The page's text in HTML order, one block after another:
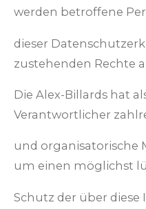
werden betroffene
dieser
zustehenden Rechte
Die Alex-Billards hat
Verantwortlicher
und organisatorische
um einen möglichst
Schutz der über diese